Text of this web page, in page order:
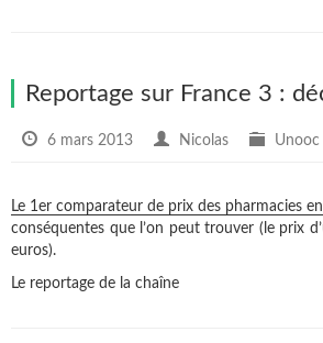
Reportage sur France 3 :
6 mars 2013 Nicolas Unooc
Le 1er comparateur de prix des pharmacies
conséquentes que l’on peut trouver (le prix
euros).
Le reportage de la chaîne